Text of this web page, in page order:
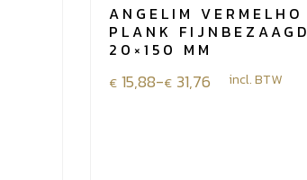
ANGELIM VERMELHO
PLANK FIJNBEZAAGD
20×150 MM
€ 15,88-€ 31,76
Prijsklasse:
incl. BTW